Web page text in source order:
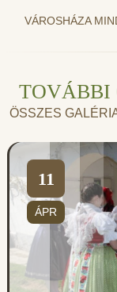
VÁROSHÁZA
TOVÁBBI
ÖSSZES
11
ÁPR